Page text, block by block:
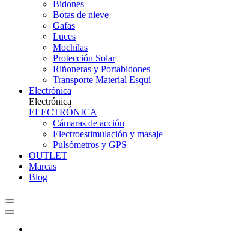
Bidones
Botas de nieve
Gafas
Luces
Mochilas
Protección Solar
Riñoneras y Portabidones
Transporte Material Esquí
Electrónica
Electrónica
ELECTRÓNICA
Cámaras de acción
Electroestimulación y masaje
Pulsómetros y GPS
OUTLET
Marcas
Blog